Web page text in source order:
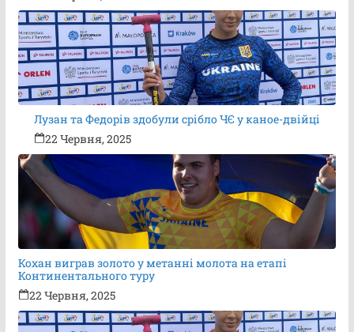
Лузан та Федорів здобули срібло ЧЄ у каное-двійці
22 Червня, 2025
Кохан виграв золото у метанні молота на етапі
Континентального туру
22 Червня, 2025